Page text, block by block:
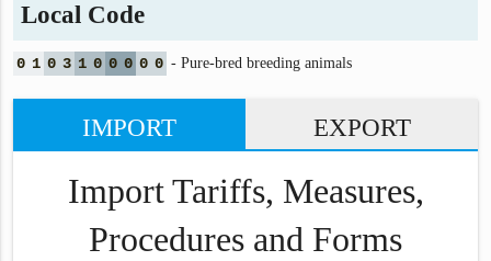
Local Code
0 1 0 3 1 0 0 0 0 0 - Pure-bred breeding animals
IMPORT EXPORT
Import Tariffs, Measures,
Procedures and Forms